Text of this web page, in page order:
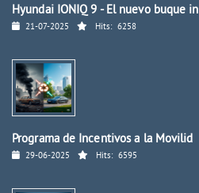
Hyundai IONIQ 9 - El nuevo buque in
21-07-2025 Hits: 6258
Programa de Incentivos a la Movilid
29-06-2025 Hits: 6595